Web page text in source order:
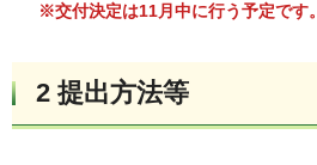
※交付決定は11月中に行う予定です。
2 提出方法等